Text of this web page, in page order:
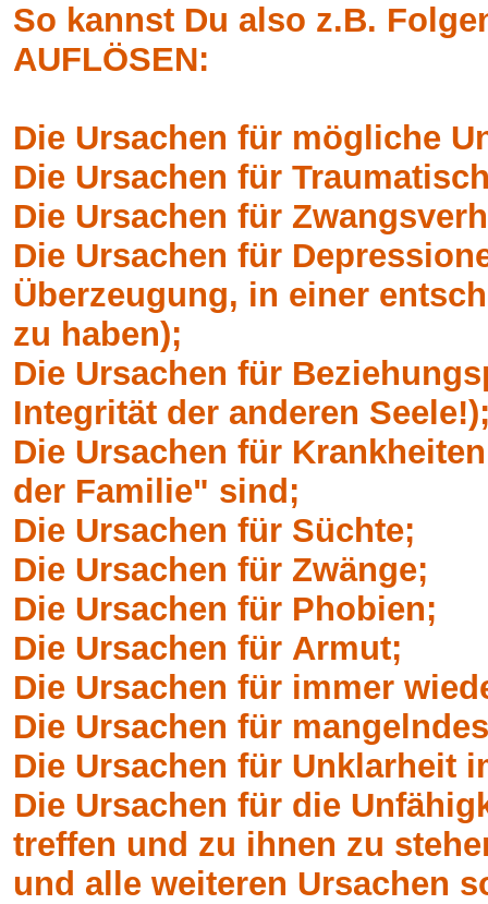
So kannst Du also z.B.
AUFLÖSEN:
Die Ursachen für mögliche
Die Ursachen für
Die Ursachen für
Die Ursachen für
Überzeugung, in einer
zu haben);
Die Ursachen für
Integrität der anderen
Die Ursachen für
der Familie" sind;
Die Ursachen für Süchte;
Die Ursachen für Zwänge;
Die Ursachen für Phobien;
Die Ursachen für Armut;
Die Ursachen für immer
Die Ursachen für
Die Ursachen für Unklarheit
Die Ursachen für die
treffen und zu ihnen zu
und alle weiteren Ursachen